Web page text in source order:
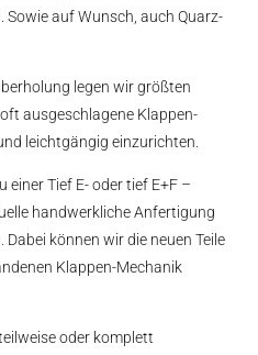
auf Wunsch, auch Quarz-
legen wir größten
ausgeschlagene Klappen-
leichtgängig einzurichten.
Tief E- oder tief E+F –
handwerkliche Anfertigung
können wir die neuen Teile
Klappen-Mechanik
oder komplett